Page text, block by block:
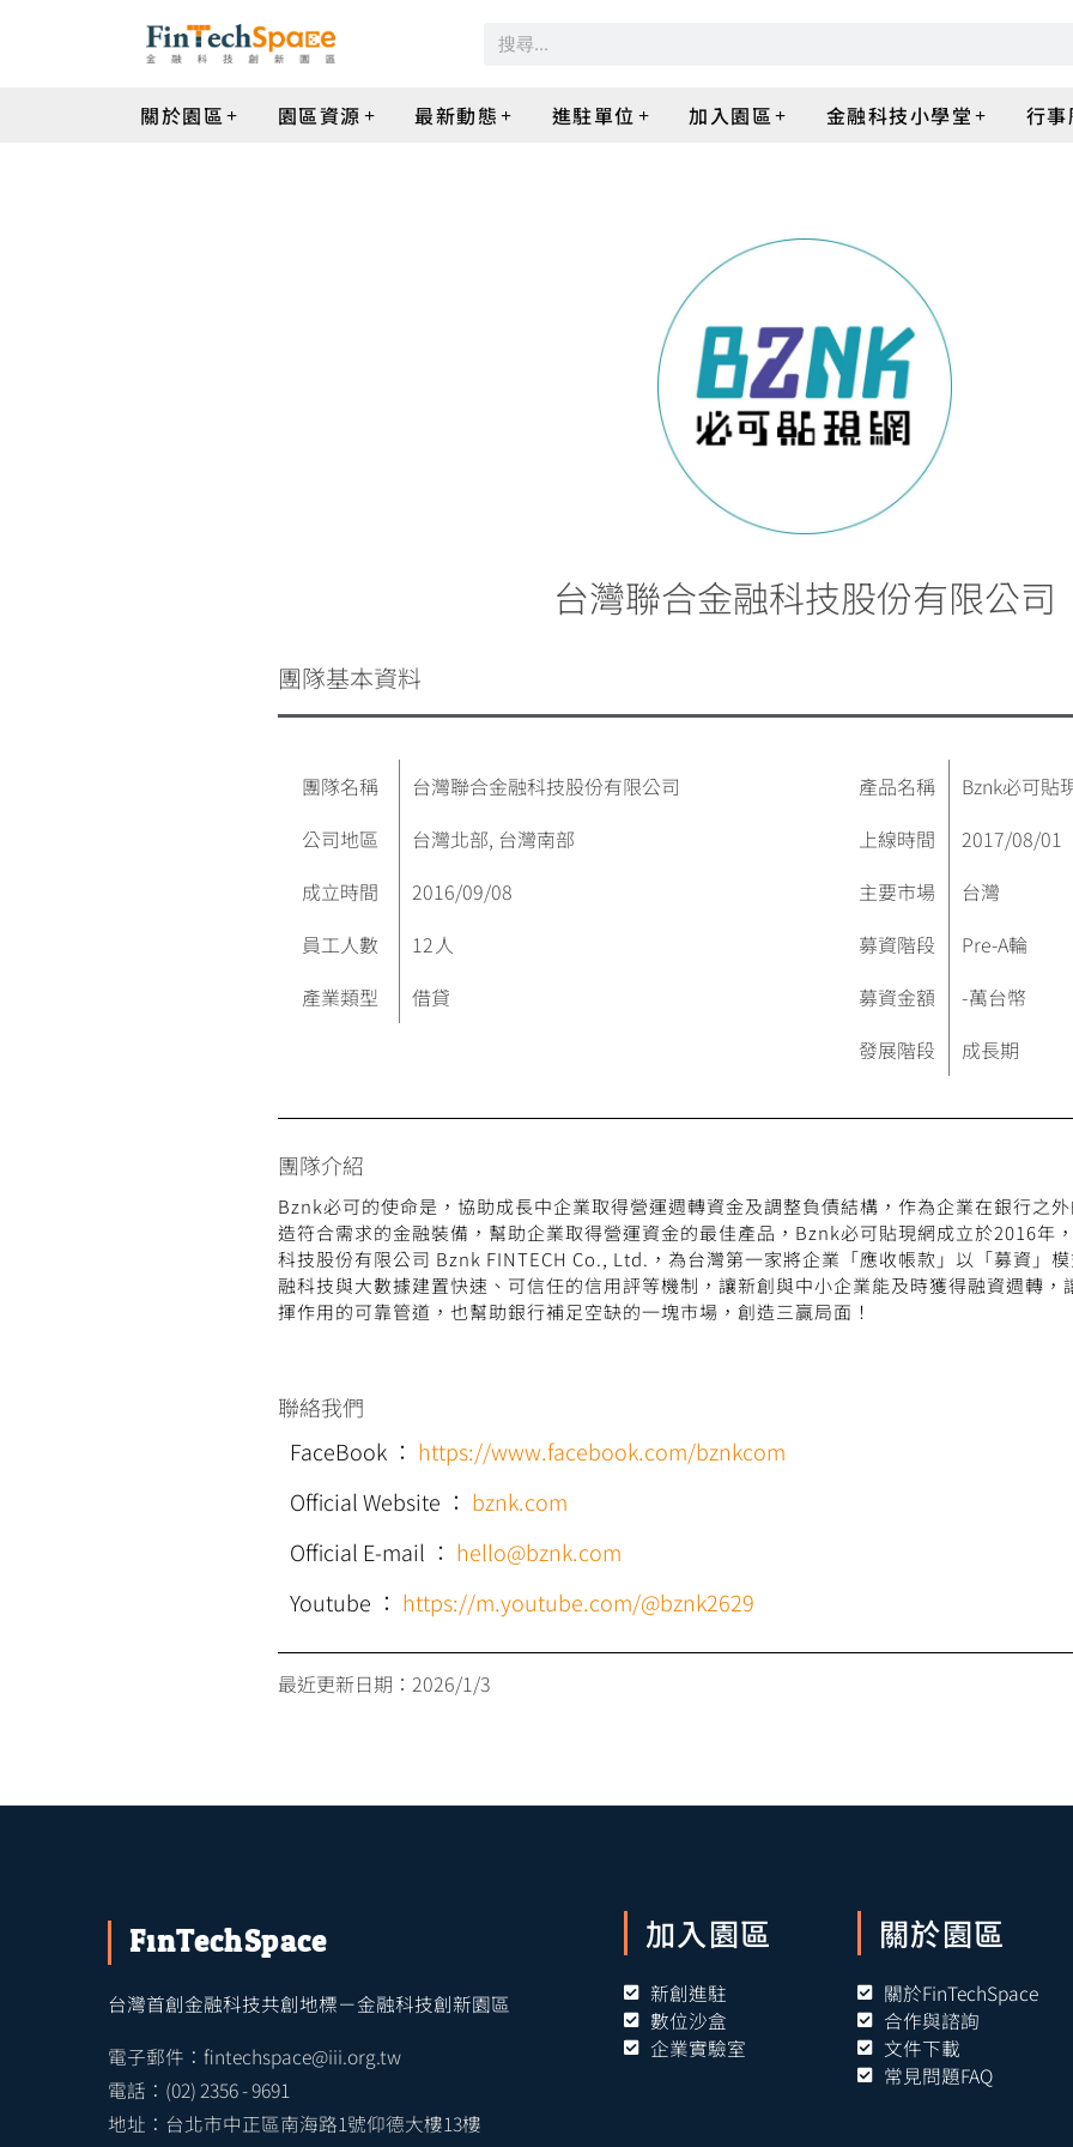
關於園區 園區資源 最新動態 進駐單位 加入園區 金融科技小學堂 行事
台灣聯合金融科技股份有限公司
團隊基本資料
團隊名稱
台灣聯合金融科技股份有限公司
公司地區
台灣北部, 台灣南部
成立時間
2016/09/08
員工人數
12 人
產業類型
借貸
產品名稱
Bznk必可貼
上線時間
2017/08/01
主要市場
台灣
募資階段
Pre-A輪
募資金額
-萬台幣
發展階段
成長期
團隊介紹
Bznk必可的使命是，協助成長中企業取得營運週轉資金及調整負債結構，作為企業在銀行之
造符合需求的金融裝備，幫助企業取得營運資金的最佳產品，Bznk必可貼現網成立於2016年
科技股份有限公司 Bznk FINTECH Co., Ltd.，為台灣第一家將企業「應收帳款」以「募資」
融科技與大數據建置快速、可信任的信用評等機制，讓新創與中小企業能及時獲得融資週轉
揮作用的可靠管道，也幫助銀行補足空缺的一塊市場，創造三贏局面！
聯絡我們
FaceBook ： https://www.facebook.com/bznkcom
Official Website ： bznk.com
Official E-mail ： hello@bznk.com
Youtube ： https://m.youtube.com/@bznk2629
最近更新日期： 2026/1/3
FinTechSpace
台灣首創金融科技共創地標－金融科技創新園區
電子郵件：fintechspace@iii.org.tw
電話：(02) 2356 - 9691
地址：台北市中正區南海路1號仰德大樓13樓
加入園區
新創進駐
數位沙盒
企業實驗室
關於園區
關於FinTechSpace
合作與諮詢
文件下載
常見問題FAQ